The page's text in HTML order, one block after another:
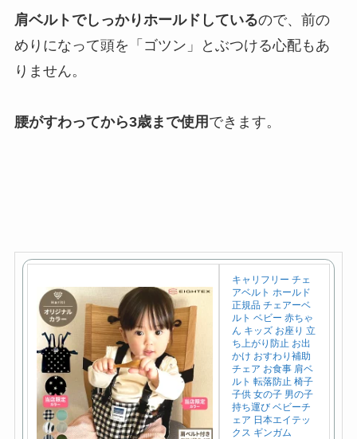
肩ベルトでしっかりホールドしているので、前の
めりになって頭を「ゴツン」とぶつける心配もあ
りません。
腰がすわってから3歳まで使用 できます。
キャリフリー チェ
アベルト ホールド
正規品 チェアーベ
ルト ベビー 赤ちゃ
ん キッズ お座り 立
ち上がり防止 お出
かけ おすわり補助
チェア お食事 肩ベ
ルト 転落防止 椅子
子供 女の子 男の子
持ち運び ベビーチ
ェア 日本エイテッ
クス ギンガム